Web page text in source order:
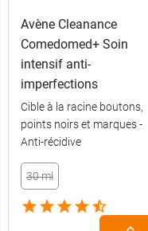
Avène Cleanance
Comedomed+ Soin
intensif anti-
imperfections
Cible à la racine boutons,
points noirs et marques -
Anti-récidive
30 ml